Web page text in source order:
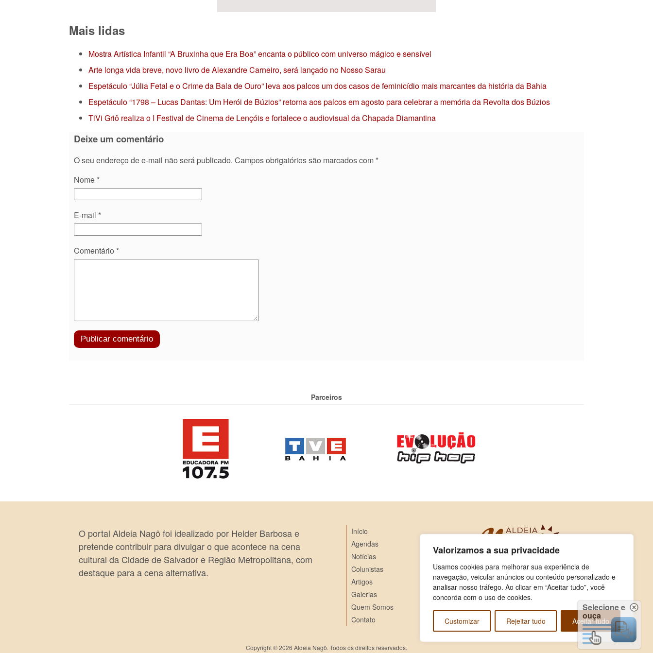
Valorizamos a sua privacidade
Usamos cookies para melhorar sua experiência de
navegação, veicular anúncios ou conteúdo personalizado e
analisar nosso tráfego. Ao clicar em “Aceitar tudo”, você
concorda com o uso de cookies.
Customizar Rejeitar tudo Aceitar tudo
Mais lidas
Mostra Artística Infantil “A Bruxinha que Era Boa” encanta o público com universo mágico e sensível
Arte longa vida breve, novo livro de Alexandre Carneiro, será lançado no Nosso Sarau
Espetáculo “Júlia Fetal e o Crime da Bala de Ouro” leva aos palcos um dos casos de feminicídio mais marcantes da história da Bahia
Espetáculo “1798 – Lucas Dantas: Um Herói de Búzios” retorna aos palcos em agosto para celebrar a memória da Revolta dos Búzios
TiVi Griô realiza o I Festival de Cinema de Lençóis e fortalece o audiovisual da Chapada Diamantina
Deixe um comentário
O seu endereço de e-mail não será publicado. Campos obrigatórios são marcados com *
Nome *
E-mail *
Comentário *
Parceiros
O portal Aldeia Nagô foi idealizado por Helder Barbosa e
pretende contribuir para divulgar o que acontece na cena
cultural da Cidade de Salvador e Região Metropolitana, com
destaque para a cena alternativa.
Início
Agendas
Notícias
Colunistas
Artigos
Galerias
Quem Somos
Contato
Copyright © 2026 Aldeia Nagô. Todos os direitos reservados.
Selecione e
ouça